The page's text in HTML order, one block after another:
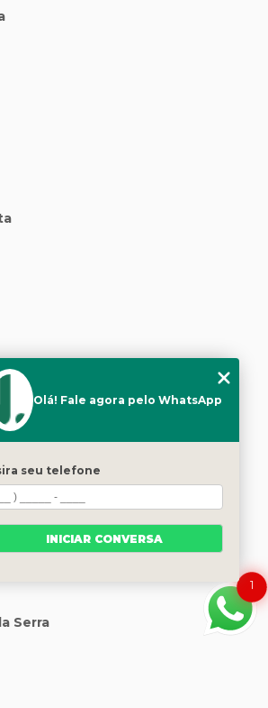
Serra
1
Olá! Fale agora pelo WhatsApp
seu telefone
INICIAR CONVERSA